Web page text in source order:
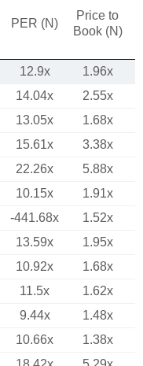
PER (N)
Price to
Book (N)
12.9x
1.96x
14.04x
2.55x
13.05x
1.68x
15.61x
3.38x
22.26x 5.88x
10.15x
1.91x
-441.68x
1.52x
13.59x
1.95x
10.92x
1.68x
11.5x
1.62x
9.44x
1.48x
10.66x
1.38x